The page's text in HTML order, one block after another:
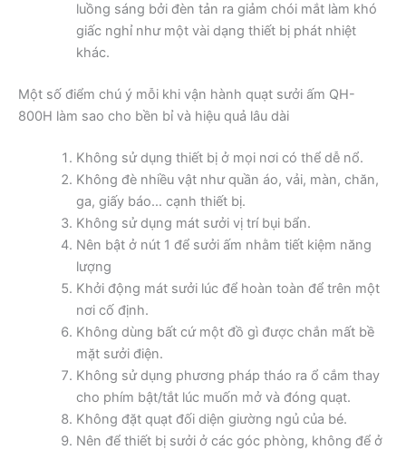
luồng sáng bởi đèn tản ra giảm chói mắt làm khó
giấc nghỉ như một vài dạng thiết bị phát nhiệt
khác.
Một số điểm chú ý mỗi khi vận hành quạt sưởi ấm QH-
800H làm sao cho bền bỉ và hiệu quả lâu dài
Không sử dụng thiết bị ở mọi nơi có thể dễ nổ.
Không đè nhiều vật như quần áo, vải, màn, chăn,
ga, giấy báo… cạnh thiết bị.
Không sử dụng mát sưởi vị trí bụi bẩn.
Nên bật ở nút 1 để sưởi ấm nhằm tiết kiệm năng
lượng
Khởi động mát sưởi lúc để hoàn toàn để trên một
nơi cố định.
Không dùng bất cứ một đồ gì được chắn mất bề
mặt sưởi điện.
Không sử dụng phương pháp tháo ra ổ cắm thay
cho phím bật/tắt lúc muốn mở và đóng quạt.
Không đặt quạt đối diện giường ngủ của bé.
Nên để thiết bị sưởi ở các góc phòng, không để ở